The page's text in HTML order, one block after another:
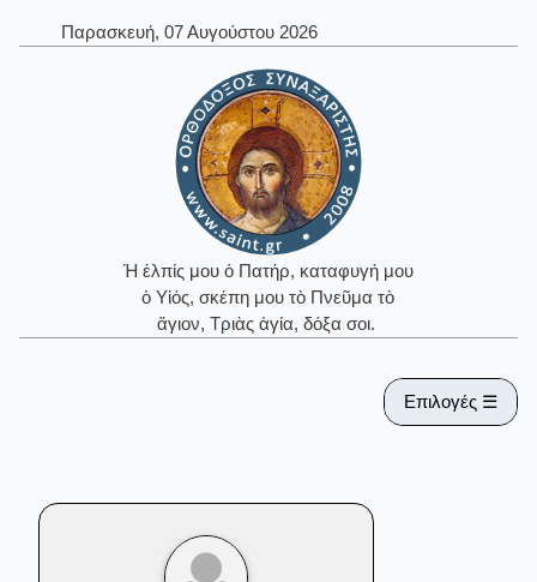
Παρασκευή, 07 Αυγούστου 2026
Ἡ ἐλπίς μου ὁ Πατήρ, καταφυγή μου
ὁ Υἱός, σκέπη μου τὸ Πνεῦμα τὸ
ἅγιον, Τριὰς ἁγία, δόξα σοι.
Επιλογές ☰